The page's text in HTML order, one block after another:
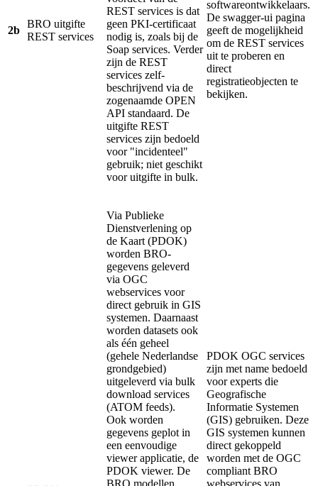
2b
BRO uitgifte
REST services
REST services is dat
geen PKI-certificaat
nodig is, zoals bij de
Soap services. Verder
zijn de REST
services zelf-
beschrijvend via de
zogenaamde OPEN
API standaard. De
uitgifte REST
services zijn bedoeld
voor "incidenteel"
gebruik; niet geschikt
voor uitgifte in bulk.
softwareontwikkelaars.
De swagger-ui pagina
geeft de mogelijkheid
om de REST services
uit te proberen en
direct
registratieobjecten te
bekijken.
Via Publieke
Dienstverlening op
de Kaart (PDOK)
worden BRO-
gegevens geleverd
via OGC
webservices voor
direct gebruik in GIS
systemen. Daarnaast
worden datasets ook
als één geheel
(gehele Nederlandse
grondgebied)
uitgeleverd via bulk
download services
(ATOM feeds).
Ook worden
gegevens geplot in
een eenvoudige
viewer applicatie, de
PDOK viewer. De
BRO modellen
PDOK OGC services
zijn met name bedoeld
voor experts die
Geografische
Informatie Systemen
(GIS) gebruiken. Deze
GIS systemen kunnen
direct gekoppeld
worden met de OGC
compliant BRO
webservices van